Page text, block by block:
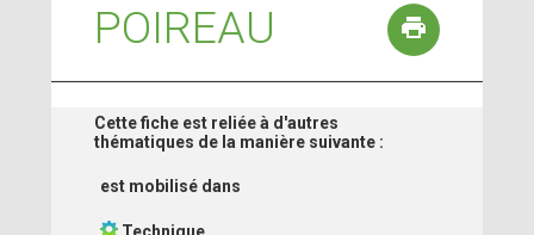
POIREAU
Cette fiche est reliée à d'autres
thématiques de la manière suivante :
est mobilisé dans